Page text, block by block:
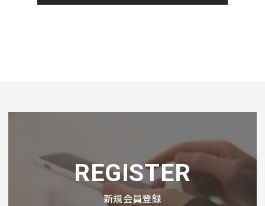
REGISTER
新規会員登録